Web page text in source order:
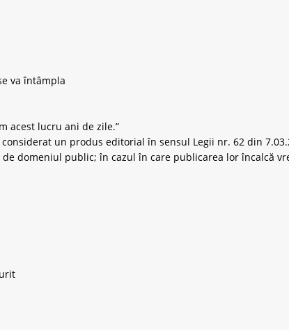
va întâmpla
acest lucru ani de zile.”
un produs editorial în sensul Legii nr. 62 din
domeniul public; în cazul în care publicarea lor încalcă